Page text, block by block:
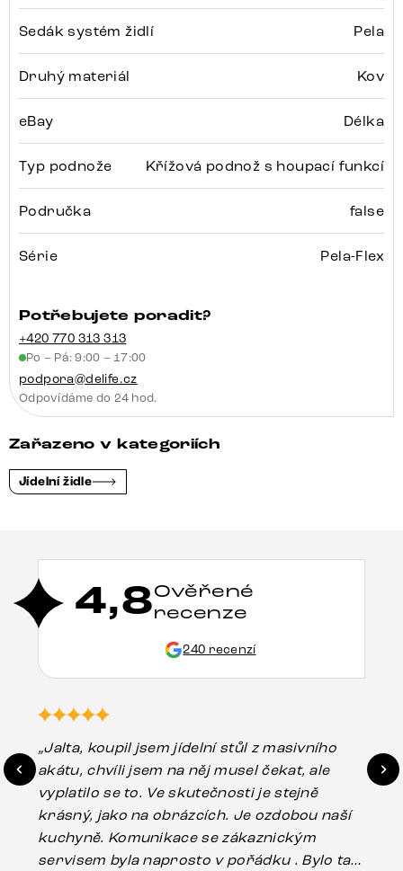
Sedák systém židlí Pela
Druhý materiál Kov
eBay Délka
Typ podnože Křížová podnož s houpací funkcí
Područka false
Série Pela-Flex
Potřebujete poradit?
+420 770 313 313
Po – Pá: 9:00 – 17:00
podpora@delife.cz
Odpovídáme do 24 hod.
Zařazeno v kategoriích
Jídelní židle
4,8Ověřené
recenze
240 recenzí
„Jalta, koupil jsem jídelní stůl z masivního
akátu, chvíli jsem na něj musel čekat, ale
vyplatilo se to. Ve skutečnosti je stejně
krásný, jako na obrázcích. Je ozdobou naší
kuchyně. Komunikace se zákaznickým
servisem byla naprosto v pořádku . Bylo tam